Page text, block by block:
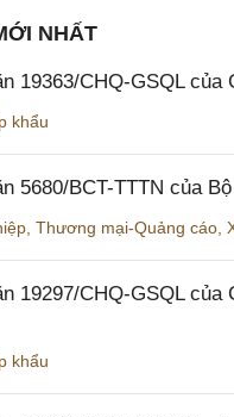
NHẤT
19363/CHQ-GSQL
khẩu
5680/BCT-TTTN của
Thương mại-Quảng cáo
19297/CHQ-GSQL
khẩu